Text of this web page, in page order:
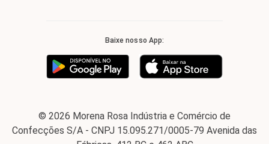
Baixe nosso App:
© 2026 Morena Rosa Indústria e Comércio de
Confecções S/A - CNPJ 15.095.271/0005-79 Avenida das